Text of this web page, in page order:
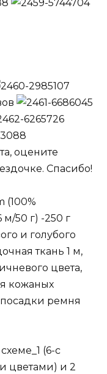
оцените
Спасибо!
(100%
50 г) -250 г
и голубого
ткань 1 м,
цвета,
кожаных
ремня
(6-с
цветами) и 2